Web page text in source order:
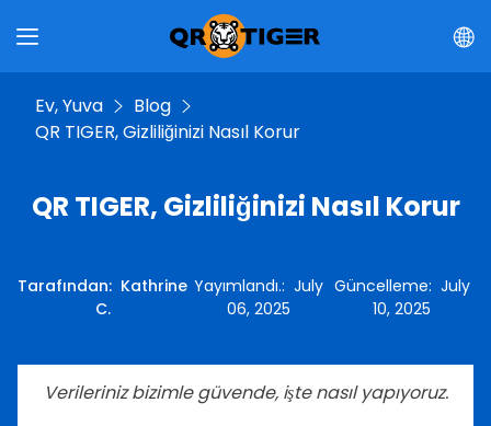
Ev, Yuva
Blog
QR TIGER, Gizliliğinizi Nasıl Korur
QR TIGER, Gizliliğinizi Nasıl Korur
Tarafından: Kathrine
C.
Yayımlandı.:July
06, 2025
Güncelleme: July
10, 2025
Verileriniz bizimle güvende, işte nasıl yapıyoruz.